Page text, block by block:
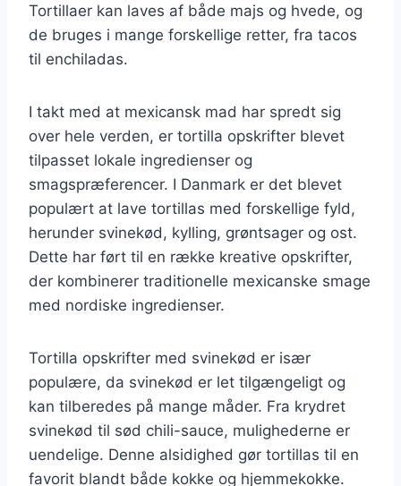
Tortillaer kan laves af både majs og hvede, og
de bruges i mange forskellige retter, fra tacos
til enchiladas.
I takt med at mexicansk mad har spredt sig
over hele verden, er tortilla opskrifter blevet
tilpasset lokale ingredienser og
smagspræferencer. I Danmark er det blevet
populært at lave tortillas med forskellige fyld,
herunder svinekød, kylling, grøntsager og ost.
Dette har ført til en række kreative opskrifter,
der kombinerer traditionelle mexicanske smage
med nordiske ingredienser.
Tortilla opskrifter med svinekød er især
populære, da svinekød er let tilgængeligt og
kan tilberedes på mange måder. Fra krydret
svinekød til sød chili-sauce, mulighederne er
uendelige. Denne alsidighed gør tortillas til en
favorit blandt både kokke og hjemmekokke.